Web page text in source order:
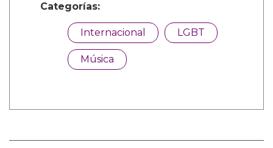
Categorías:
Internacional LGBT
Música